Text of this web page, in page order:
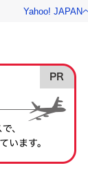
Yahoo! JAPAN